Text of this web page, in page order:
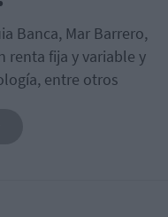
Banca, Mar Barrero,
renta fija y variable y
entre otros